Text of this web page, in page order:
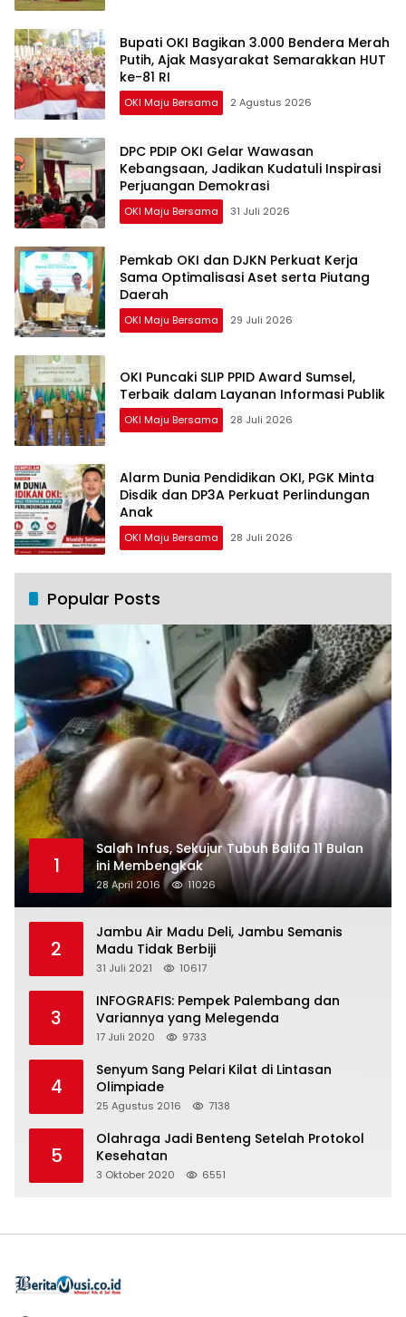
Bupati OKI Bagikan 3.000 Bendera Merah
Putih, Ajak Masyarakat Semarakkan HUT
ke-81 RI
OKI Maju Bersama 2 Agustus 2026
DPC PDIP OKI Gelar Wawasan
Kebangsaan, Jadikan Kudatuli Inspirasi
Perjuangan Demokrasi
OKI Maju Bersama 31 Juli 2026
Pemkab OKI dan DJKN Perkuat Kerja
Sama Optimalisasi Aset serta Piutang
Daerah
OKI Maju Bersama 29 Juli 2026
OKI Puncaki SLIP PPID Award Sumsel,
Terbaik dalam Layanan Informasi Publik
OKI Maju Bersama 28 Juli 2026
Alarm Dunia Pendidikan OKI, PGK Minta
Disdik dan DP3A Perkuat Perlindungan
Anak
OKI Maju Bersama 28 Juli 2026
Popular Posts
1
Salah Infus, Sekujur Tubuh Balita 11 Bulan
ini Membengkak
28 April 2016 11026
2
Jambu Air Madu Deli, Jambu Semanis
Madu Tidak Berbiji
31 Juli 2021 10617
3
INFOGRAFIS: Pempek Palembang dan
Variannya yang Melegenda
17 Juli 2020 9733
4
Senyum Sang Pelari Kilat di Lintasan
Olimpiade
25 Agustus 2016 7138
5
Olahraga Jadi Benteng Setelah Protokol
Kesehatan
3 Oktober 2020 6551